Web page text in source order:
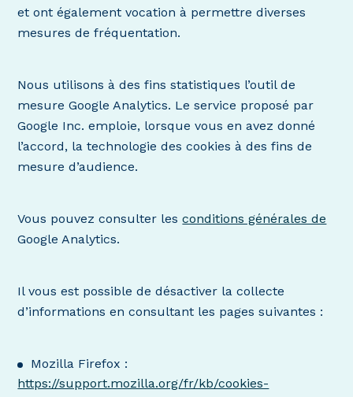
et ont également vocation à permettre diverses
mesures de fréquentation.
Nous utilisons à des fins statistiques l’outil de
mesure Google Analytics. Le service proposé par
Google Inc. emploie, lorsque vous en avez donné
l’accord, la technologie des cookies à des fins de
mesure d’audience.
Vous pouvez consulter lesconditions générales de
Google Analytics.
Il vous est possible de désactiver la collecte
d’informations en consultant les pages suivantes :
Mozilla Firefox :
https://support.mozilla.org/fr/kb/cookies-